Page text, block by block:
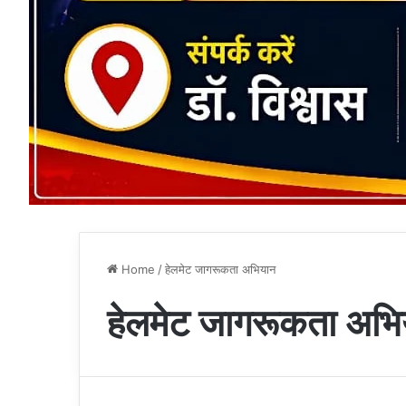
Home /हेलमेट जागरूकता अभियान
हेलमेट जागरूकता